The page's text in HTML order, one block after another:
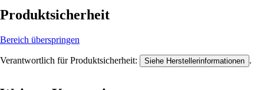
Produktsicherheit
Bereich überspringen
Verantwortlich für Produktsicherheit: Siehe Herstellerinformationen .